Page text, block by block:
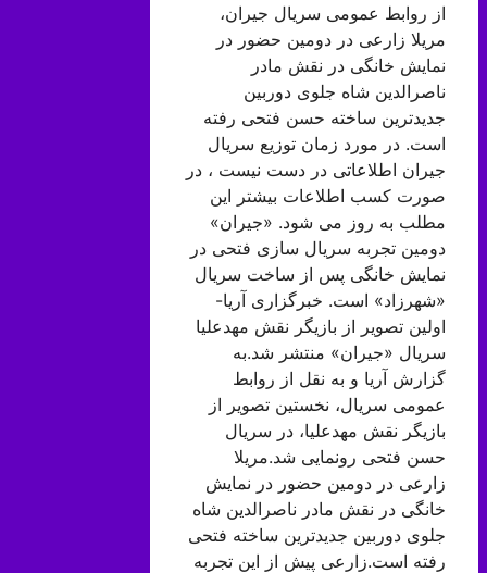
از روابط عمومی سریال جیران،
مریلا زارعی در دومین حضور در
نمایش خانگی در نقش مادر
ناصرالدین شاه جلوی دوربین
جدیدترین ساخته حسن فتحی رفته
است. در مورد زمان توزیع سریال
جیران اطلاعاتی در دست نیست ، در
صورت کسب اطلاعات بیشتر این
مطلب به روز می شود. «جیران»
دومین تجربه سریال سازی فتحی در
نمایش خانگی پس از ساخت سریال
«شهرزاد» است. خبرگزاری آریا-
اولین تصویر از بازیگر نقش مهدعلیا
سریال «جیران» منتشر شد.به
گزارش آریا و به نقل از روابط
عمومی سریال، نخستین تصویر از
بازیگر نقش مهدعلیا، در سریال
حسن فتحی رونمایی شد.مریلا
زارعی در دومین حضور در نمایش
خانگی در نقش مادر ناصرالدین شاه
جلوی دوربین جدیدترین ساخته فتحی
رفته است.زارعی پیش از این تجربه